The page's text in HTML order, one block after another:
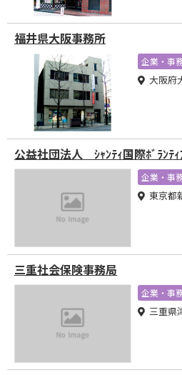
福井県大阪事務所
企業・事
大阪府
公益社団法人 ｼｬﾝﾃｨ国際ﾎﾞﾗﾝﾃ
企業・事
東京都
三重社会保険事務局
企業・事
三重県